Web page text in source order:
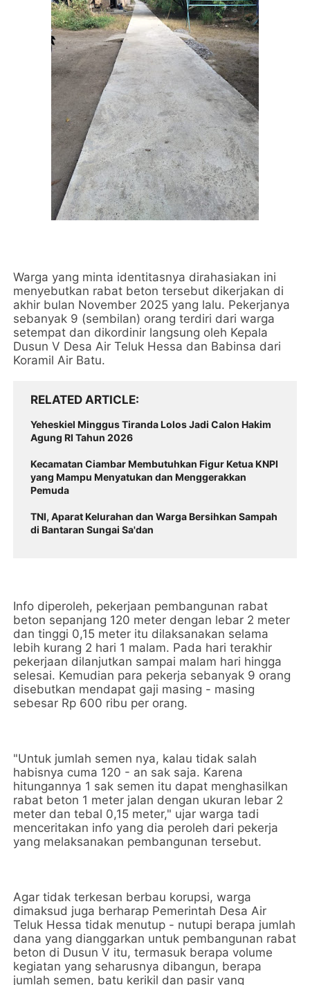
Warga yang minta identitasnya dirahasiakan ini
menyebutkan rabat beton tersebut dikerjakan di
akhir bulan November 2025 yang lalu. Pekerjanya
sebanyak 9 (sembilan) orang terdiri dari warga
setempat dan dikordinir langsung oleh Kepala
Dusun V Desa Air Teluk Hessa dan Babinsa dari
Koramil Air Batu.
RELATED ARTICLE
Yeheskiel Minggus Tiranda Lolos Jadi Calon Hakim
Agung RI Tahun 2026
Kecamatan Ciambar Membutuhkan Figur Ketua KNPI
yang Mampu Menyatukan dan Menggerakkan
Pemuda
TNI, Aparat Kelurahan dan Warga Bersihkan Sampah
di Bantaran Sungai Sa'dan
Info diperoleh, pekerjaan pembangunan rabat
beton sepanjang 120 meter dengan lebar 2 meter
dan tinggi 0,15 meter itu dilaksanakan selama
lebih kurang 2 hari 1 malam. Pada hari terakhir
pekerjaan dilanjutkan sampai malam hari hingga
selesai. Kemudian para pekerja sebanyak 9 orang
disebutkan mendapat gaji masing - masing
sebesar Rp 600 ribu per orang.
"Untuk jumlah semen nya, kalau tidak salah
habisnya cuma 120 - an sak saja. Karena
hitungannya 1 sak semen itu dapat menghasilkan
rabat beton 1 meter jalan dengan ukuran lebar 2
meter dan tebal 0,15 meter," ujar warga tadi
menceritakan info yang dia peroleh dari pekerja
yang melaksanakan pembangunan tersebut.
Agar tidak terkesan berbau korupsi, warga
dimaksud juga berharap Pemerintah Desa Air
Teluk Hessa tidak menutup - nutupi berapa jumlah
dana yang dianggarkan untuk pembangunan rabat
beton di Dusun V itu, termasuk berapa volume
kegiatan yang seharusnya dibangun, berapa
jumlah semen, batu kerikil dan pasir yang